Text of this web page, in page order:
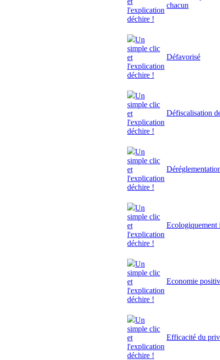
l'explication
déchire !
chacun
Un
simple clic
et
l'explication
déchire !
Défavorisé
Un
simple clic
et
l'explication
déchire !
Défiscalisation
Un
simple clic
et
l'explication
déchire !
Un
simple clic
et
l'explication
déchire !
Ecologiquement
Un
simple clic
et
l'explication
déchire !
Economie
Un
simple clic
et
l'explication
déchire !
Efficacité du